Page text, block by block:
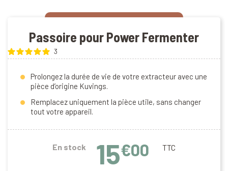
Passoire pour Power Fermenter
3
Prolongez la durée de vie de votre extracteur avec une
pièce d’origine Kuvings.
Remplacez uniquement la pièce utile, sans changer
tout votre appareil.
En stock 15€00 TTC